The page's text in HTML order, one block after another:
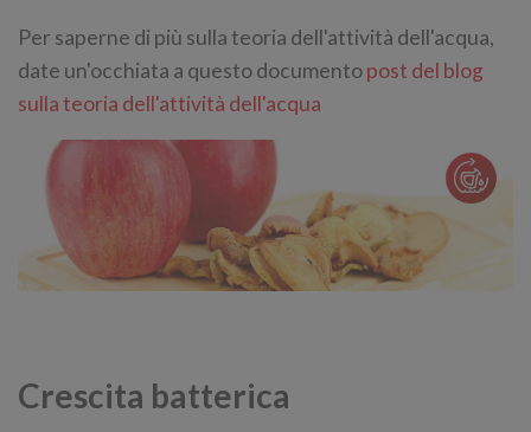
Per saperne di più sulla teoria dell'attività dell'acqua,
date un'occhiata a questo documentopost del blog
sulla teoria dell'attività dell'acqua
Crescita batterica